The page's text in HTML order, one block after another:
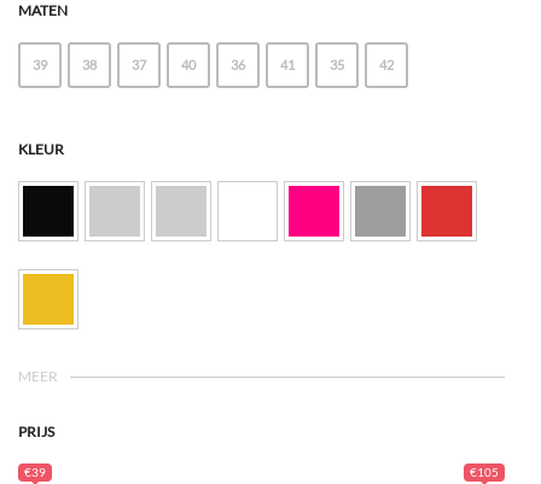
MATEN
39 38 37 40 36 41 35 42
KLEUR
MEER
PRIJS
€39 €105